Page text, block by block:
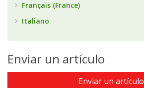
Français (France)
Italiano
Enviar un artículo
Enviar un artículo